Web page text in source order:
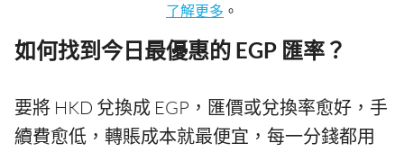
了解更多 。
如何找到今日最優惠的 EGP 匯率？
要將 HKD 兌換成 EGP，匯價或兌換率愈好，手
續費愈低，轉賬成本就最便宜，每一分錢都用